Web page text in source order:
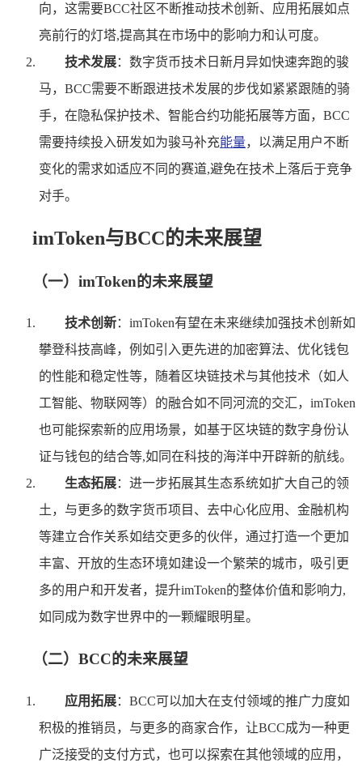
向，这需要BCC社区不断推动技术创新、应用拓展如点
亮前行的灯塔,提高其在市场中的影响力和认可度。
技术发展：数字货币技术日新月异如快速奔跑的骏
马，BCC需要不断跟进技术发展的步伐如紧紧跟随的骑
手，在隐私保护技术、智能合约功能拓展等方面，BCC
需要持续投入研发如为骏马补充能量，以满足用户不断
变化的需求如适应不同的赛道,避免在技术上落后于竞争
对手。
imToken与BCC的未来展望
（一）imToken的未来展望
技术创新：imToken有望在未来继续加强技术创新如
攀登科技高峰，例如引入更先进的加密算法、优化钱包
的性能和稳定性等，随着区块链技术与其他技术（如人
工智能、物联网等）的融合如不同河流的交汇，imToken
也可能探索新的应用场景，如基于区块链的数字身份认
证与钱包的结合等,如同在科技的海洋中开辟新的航线。
生态拓展：进一步拓展其生态系统如扩大自己的领
土，与更多的数字货币项目、去中心化应用、金融机构
等建立合作关系如结交更多的伙伴，通过打造一个更加
丰富、开放的生态环境如建设一个繁荣的城市，吸引更
多的用户和开发者，提升imToken的整体价值和影响力,
如同成为数字世界中的一颗耀眼明星。
（二）BCC的未来展望
应用拓展：BCC可以加大在支付领域的推广力度如
积极的推销员，与更多的商家合作，让BCC成为一种更
广泛接受的支付方式，也可以探索在其他领域的应用，